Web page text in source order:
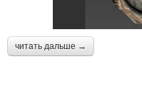
читать дальше →